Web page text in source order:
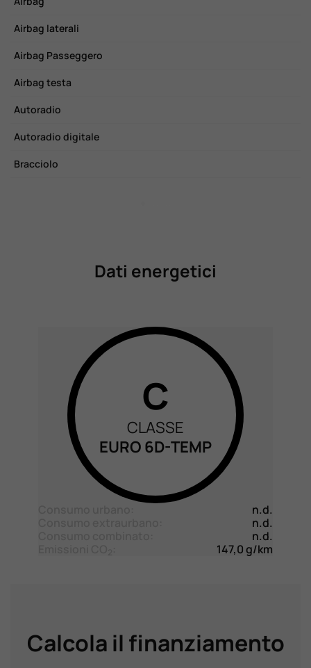
Airbag laterali
Airbag Passeggero
Airbag testa
Autoradio
Autoradio digitale
Bracciolo
Dati energetici
C
CLASSE
EURO 6D-TEMP
n.d.
n.d.
n.d.
147,0 g/km
Calcola il finanziamento